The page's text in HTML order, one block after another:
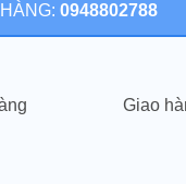
0948802788
Giao